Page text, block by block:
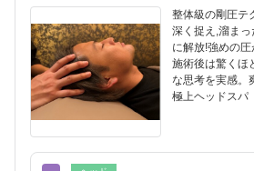
整体級の剛圧テ
深く捉え,溜ま
に解放!強めの
施術後は驚くほ
な思考を実感。
極上ヘッドスパ